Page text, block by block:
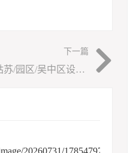
下一篇
苏州营业执照代办了解点击？姑苏/园区/吴中区设立资料+地址挂靠费用/代理记账88元起做？